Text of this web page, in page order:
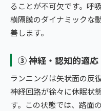
ることが不可欠です。呼
横隔膜のダイナミックな
善します。
③ 神経・認知的適応
ランニングは矢状面の反
神経回路が徐々に休眠状
す。この状態では、路面